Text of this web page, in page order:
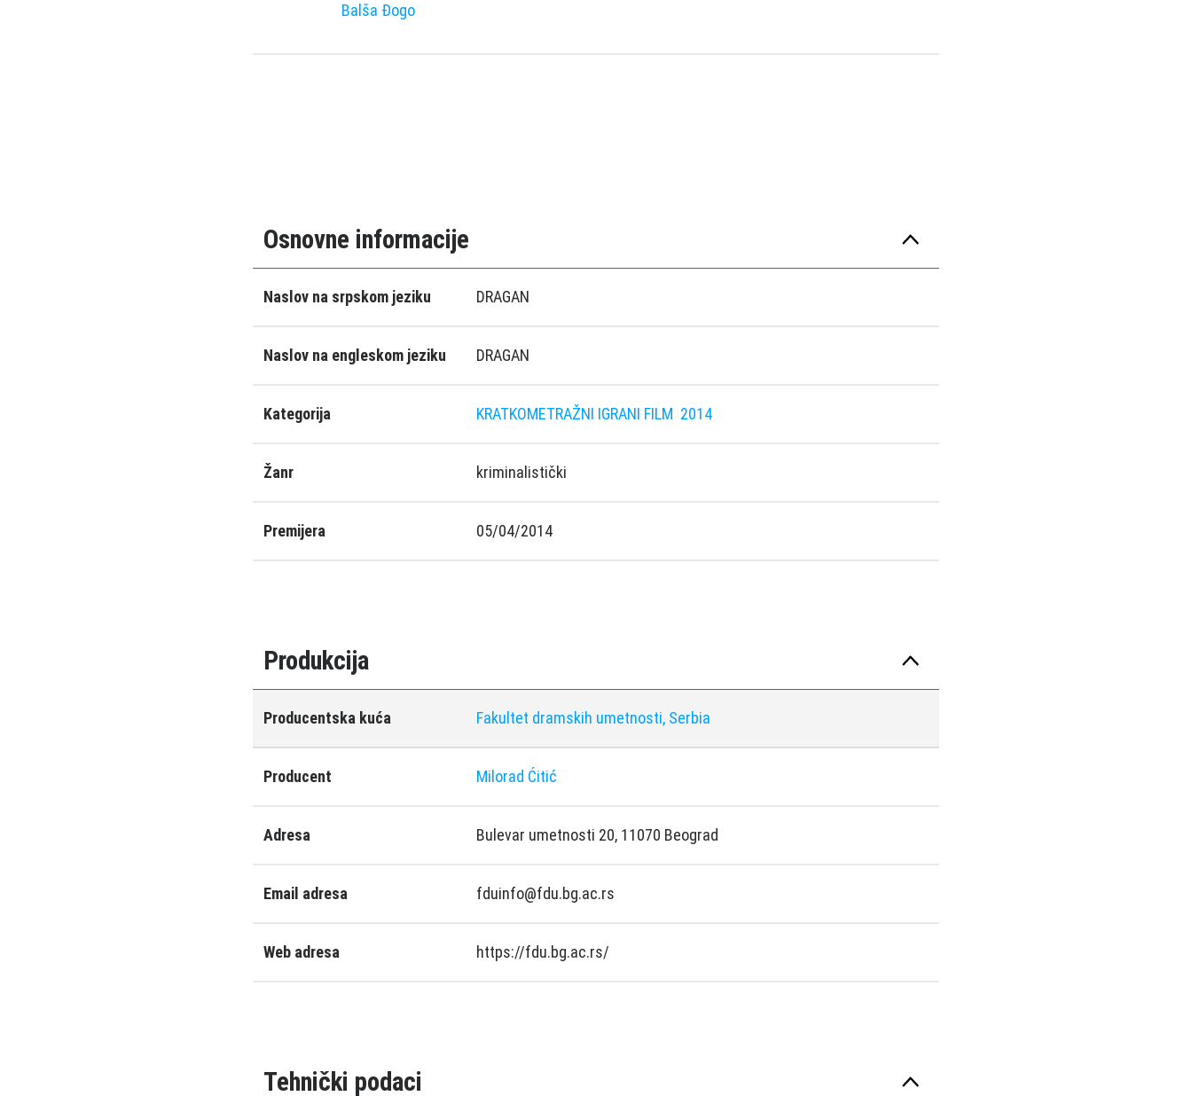
Balša Ðogo
Osnovne informacije
Naslov na srpskom jeziku DRAGAN
Naslov na engleskom jeziku DRAGAN
Kategorija KRATKOMETRAŽNI IGRANI FILM 2014
Žanr kriminalistički
Premijera 05/04/2014
Produkcija
Producentska kuća Fakultet dramskih umetnosti, Serbia
Producent Milorad Ćitić
Adresa Bulevar umetnosti 20, 11070 Beograd
Email adresa fduinfo@fdu.bg.ac.rs
Web adresa https://fdu.bg.ac.rs/
Tehnički podaci